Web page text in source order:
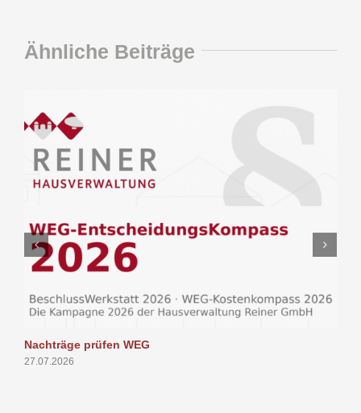
Ähnliche Beiträge
Nachträge prüfen WEG
27.07.2026